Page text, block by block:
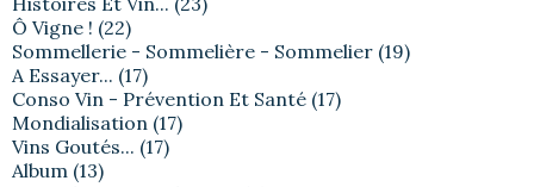
Ô Vigne ! (22)
Sommellerie - Sommelière - Sommelier (19)
A Essayer... (17)
Conso Vin - Prévention Et Santé (17)
Mondialisation (17)
Vins Goutés... (17)
Album (13)